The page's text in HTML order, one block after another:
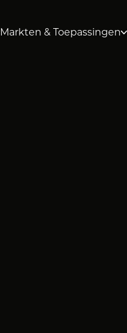
Markten & Toepassingen